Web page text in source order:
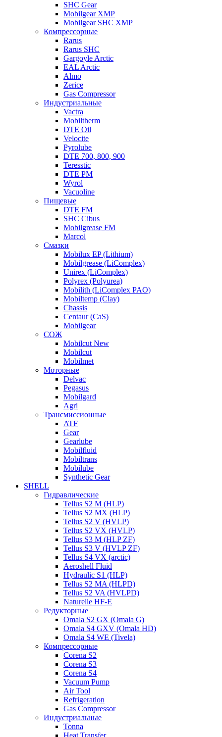
SHC Gear
Mobilgear XMP
Mobilgear SHC XMP
Компрессорные
Rarus
Rarus SHC
Gargoyle Arctic
EAL Arctic
Almo
Zerice
Gas Compressor
Индустриальные
Vactra
Mobiltherm
DTE Oil
Velocite
Pyrolube
DTE 700, 800, 900
Teresstic
DTE PM
Wyrol
Vacuoline
Пищевые
DTE FM
SHC Cibus
Mobilgrease FM
Marcol
Смазки
Mobilux EP (Lithium)
Mobilgrease (LiComplex)
Unirex (LiComplex)
Polyrex (Polyurea)
Mobilith (LiComplex PAO)
Mobiltemp (Clay)
Chassis
Centaur (CaS)
Mobilgear
СОЖ
Mobilcut New
Mobilcut
Mobilmet
Моторные
Delvac
Pegasus
Mobilgard
Agri
Трансмиссионные
ATF
Gear
Gearlube
Mobilfluid
Mobiltrans
Mobilube
Synthetic Gear
SHELL
Гидравлические
Tellus S2 M (HLP)
Tellus S2 MХ (HLP)
Tellus S2 V (HVLP)
Tellus S2 VX (HVLP)
Tellus S3 M (HLP ZF)
Tellus S3 V (HVLP ZF)
Tellus S4 VX (arctic)
Aeroshell Fluid
Hydraulic S1 (HLP)
Tellus S2 MA (HLPD)
Tellus S2 VA (HVLPD)
Naturelle HF-E
Редукторные
Omala S2 GX (Omala G)
Omala S4 GXV (Omala HD)
Omala S4 WE (Tivela)
Компрессорные
Corena S2
Corena S3
Corena S4
Vacuum Pump
Air Tool
Refrigeration
Gas Compressor
Индустриальные
Tonna
Heat Transfer